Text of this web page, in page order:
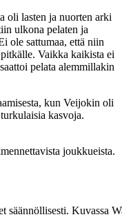
oli lasten ja nuorten arki
ulkona pelaten ja
ole sattumaa, että niin
Vaikka kaikista ei
pelata alemmillakin
kun Veijokin oli
kasvoja.
joukkueista.
säännöllisesti. Kuvassa